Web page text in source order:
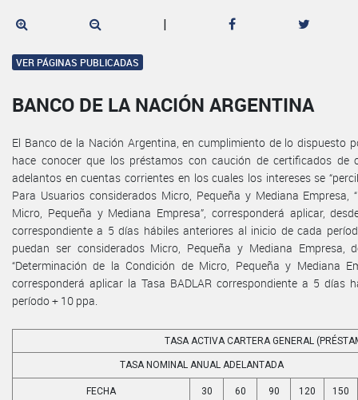
|
VER PÁGINAS PUBLICADAS
BANCO DE LA NACIÓN ARGENTINA
El Banco de la Nación Argentina, en cumplimiento de lo dispuesto
hace conocer que los préstamos con caución de certificados
adelantos en cuentas corrientes en los cuales los intereses se
Para Usuarios considerados Micro, Pequeña y Mediana Empresa,
Micro, Pequeña y Mediana Empresa”, corresponderá aplicar,
correspondiente a 5 días hábiles anteriores al inicio de cada
puedan ser considerados Micro, Pequeña y Mediana
“Determinación de la Condición de Micro, Pequeña y Mediana
corresponderá aplicar la Tasa BADLAR correspondiente a 5 días
período + 10 ppa.
TASA ACTIVA CARTERA GENERAL
TASA NOMINAL ANUAL ADELANTADA
FECHA 30 60 90 120 150